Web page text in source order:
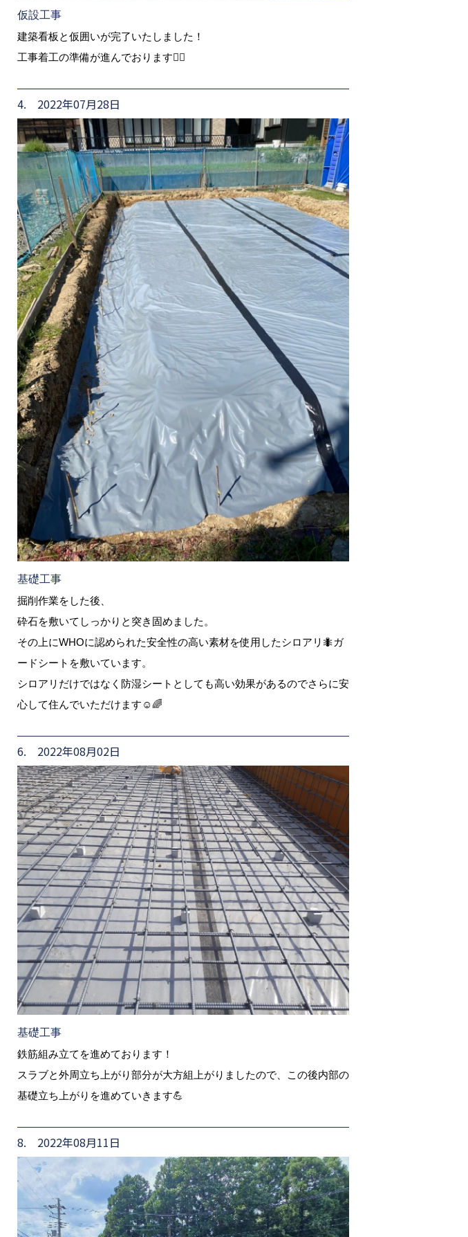
仮設工事
建築看板と仮囲いが完了いたしました！
工事着工の準備が進んでおります🙆‍♀️
4. 2022年07月28日
基礎工事
掘削作業をした後、
砕石を敷いてしっかりと突き固めました。
その上にWHOに認められた安全性の高い素材を使用したシロアリ🐜ガ
ードシートを敷いています。
シロアリだけではなく防湿シートとしても高い効果があるのでさらに安
心して住んでいただけます☺️🌈
6. 2022年08月02日
基礎工事
鉄筋組み立てを進めております！
スラブと外周立ち上がり部分が大方組上がりましたので、この後内部の
基礎立ち上がりを進めていきます💪
8. 2022年08月11日